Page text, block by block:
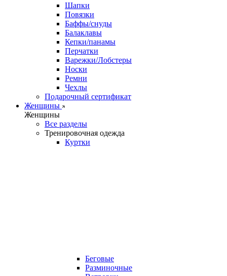
Шапки
Повязки
Баффы/снуды
Балаклавы
Кепки/панамы
Перчатки
Варежки/Лобстеры
Носки
Ремни
Чехлы
Подарочный сертификат
Женщины
Женщины
Все разделы
Тренировочная одежда
Куртки
Беговые
Разминочные